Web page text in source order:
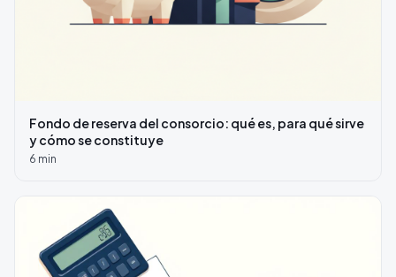
Fondo de reserva del consorcio: qué es, para qué sirve
y cómo se constituye
6 min